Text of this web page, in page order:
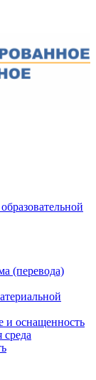
(перевода)
и оснащенность
среда